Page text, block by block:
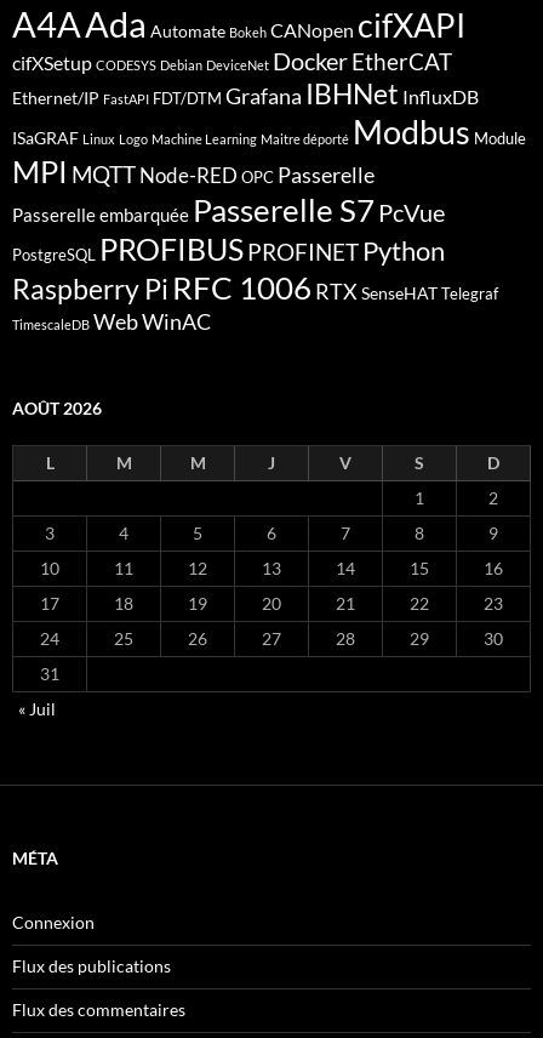
A4AAda Automate Bokeh CANopen cifXAPI
cifXSetup CODESYS Debian DeviceNet DockerEtherCAT
Ethernet/IP FastAPI FDT/DTM Grafana IBHNet InfluxDB
ISaGRAF Linux Logo Machine Learning Maitre déporté Modbus Module
MPI MQTTNode-RED OPC Passerelle
Passerelle embarquée Passerelle S7 PcVue
PostgreSQL PROFIBUSPROFINET Python
Raspberry Pi RFC 1006 RTX SenseHATTelegraf
TimescaleDB WebWinAC
AOÛT 2026
L M M J V S
D
1
2
3
4 5 6 7 8
9
10
11 12 13 14 15
16
17
18 19 20 21 22
23
24
25 26 27 28 29
30
31
« Juil
MÉTA
Connexion
Flux des publications
Flux des commentaires